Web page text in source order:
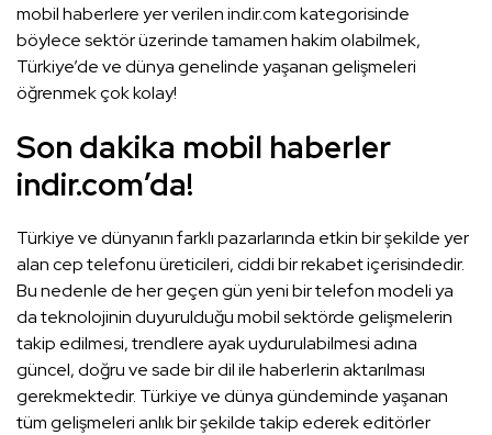
mobil haberlere yer verilen indir.com kategorisinde
böylece sektör üzerinde tamamen hakim olabilmek,
Türkiye’de ve dünya genelinde yaşanan gelişmeleri
öğrenmek çok kolay!
Son dakika mobil haberler
indir.com’da!
Türkiye ve dünyanın farklı pazarlarında etkin bir şekilde yer
alan cep telefonu üreticileri, ciddi bir rekabet içerisindedir.
Bu nedenle de her geçen gün yeni bir telefon modeli ya
da teknolojinin duyurulduğu mobil sektörde gelişmelerin
takip edilmesi, trendlere ayak uydurulabilmesi adına
güncel, doğru ve sade bir dil ile haberlerin aktarılması
gerekmektedir. Türkiye ve dünya gündeminde yaşanan
tüm gelişmeleri anlık bir şekilde takip ederek editörler